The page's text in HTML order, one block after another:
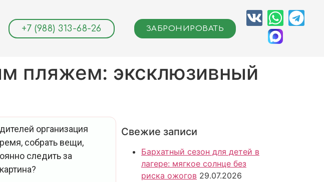
+7 (988) 313-68-26 ЗАБРОНИРОВАТЬ
пляжем: эксклюзивный
организация
собрать вещи,
следить за
Свежие записи
Бархатный сезон для детей в
лагере: мягкое солнце без
риска ожогов 29.07.2026